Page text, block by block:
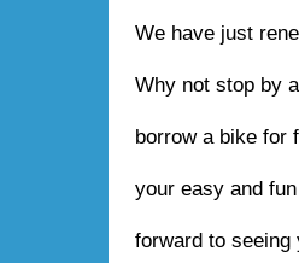
We have just
Why not stop by
borrow a bike for
your easy and
forward to seeing